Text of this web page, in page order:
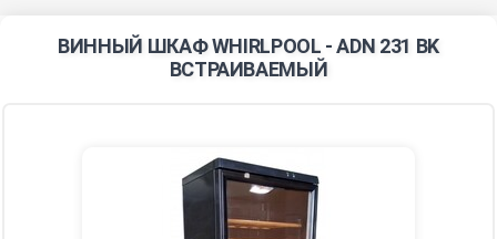
ВИННЫЙ ШКАФ WHIRLPOOL - ADN 231 BK
ВСТРАИВАЕМЫЙ